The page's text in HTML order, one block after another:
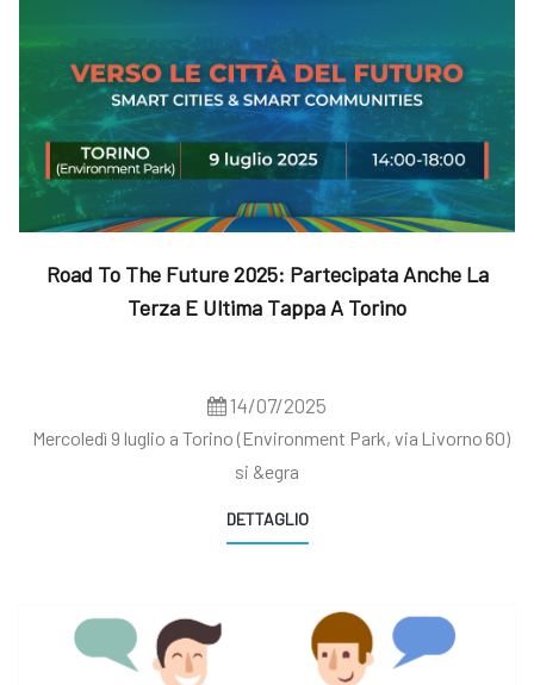
Road To The Future 2025: Partecipata Anche La
Terza E Ultima Tappa A Torino
14/07/2025
Mercoledì 9 luglio a Torino (Environment Park, via Livorno 60)
si &egra
DETTAGLIO